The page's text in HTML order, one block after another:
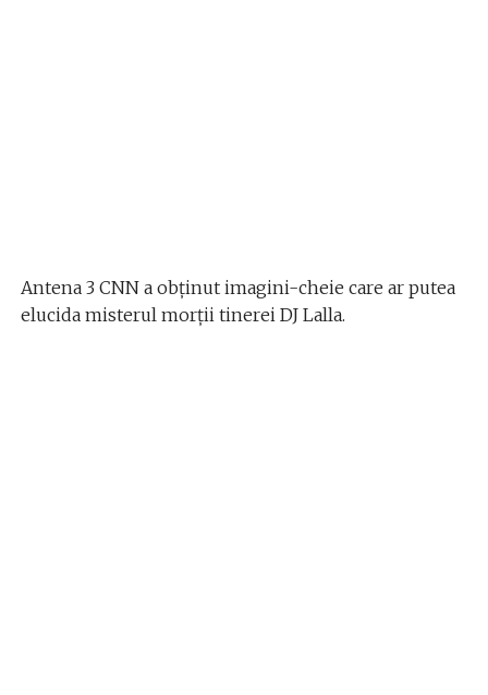
Antena 3 CNN a obținut imagini-cheie care ar putea
elucida misterul morții tinerei DJ Lalla.